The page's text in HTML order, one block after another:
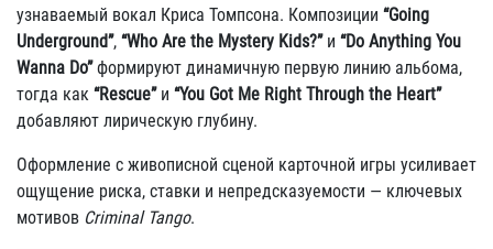
узнаваемый вокал Криса Томпсона. Композиции “Going
Underground”, “Who Are the Mystery Kids?”и “Do Anything You
Wanna Do”формируют динамичную первую линию альбома,
тогда как “Rescue”и “You Got Me Right Through the Heart”
добавляют лирическую глубину.
Оформление с живописной сценой карточной игры усиливает
ощущение риска, ставки и непредсказуемости — ключевых
мотивов Criminal Tango.